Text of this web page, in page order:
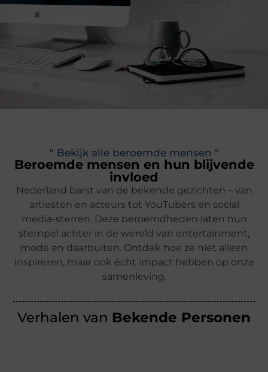
" Bekijk alle beroemde mensen "
Beroemde mensen en hun blijvende
invloed
Nederland barst van de bekende gezichten – van
artiesten en acteurs tot YouTubers en social
media-sterren. Deze beroemdheden laten hun
stempel achter in de wereld van entertainment,
mode en daarbuiten. Ontdek hoe ze niet alleen
inspireren, maar ook écht impact hebben op onze
samenleving.
Verhalen van Bekende Personen